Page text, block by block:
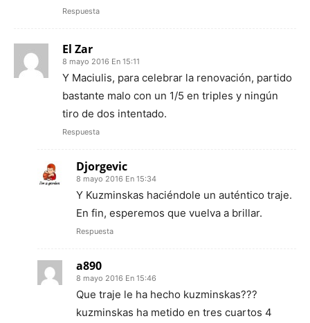
Respuesta
El Zar
8 mayo 2016 En 15:11
Y Maciulis, para celebrar la renovación, partido
bastante malo con un 1/5 en triples y ningún
tiro de dos intentado.
Respuesta
Djorgevic
8 mayo 2016 En 15:34
Y Kuzminskas haciéndole un auténtico traje.
En fin, esperemos que vuelva a brillar.
Respuesta
a890
8 mayo 2016 En 15:46
Que traje le ha hecho kuzminskas???
kuzminskas ha metido en tres cuartos 4